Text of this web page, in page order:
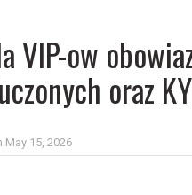
VIP-ow
oraz
May 15, 2026